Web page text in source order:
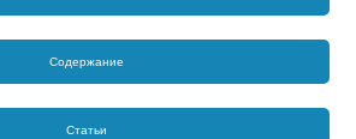
Содержание
Статьи